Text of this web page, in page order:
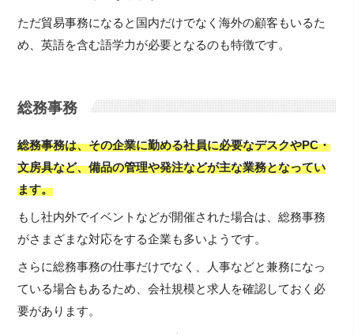
ただ貿易事務になると国内だけでなく海外の顧客もいるた
め、英語を含む語学力が必要となるのも特徴です。
総務事務
総務事務は、その企業に勤める社員に必要なデスクやPC・
文房具など、備品の管理や発注などが主な業務となってい
ます。
もし社内外でイベントなどが開催された場合は、総務事務
がさまざまな対応をする企業も多いようです。
さらに総務事務の仕事だけでなく、人事などと兼務になっ
ている場合もあるため、会社規模と求人を確認しておく必
要があります。